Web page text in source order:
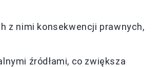
z nimi konsekwencji prawnych,
źródłami, co zwiększa